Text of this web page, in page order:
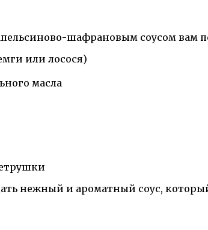
шафрановым соусом вам
или лосося)
масла
нежный и ароматный соус,